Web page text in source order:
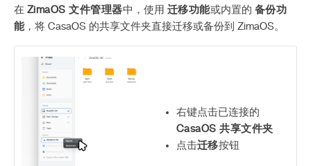
在 ZimaOS 文件管理器中，使用 迁移功能或内置的 备份功
能，将 CasaOS 的共享文件夹直接迁移或备份到 ZimaOS。
右键点击已连接的
CasaOS 共享文件夹
点击迁移按钮